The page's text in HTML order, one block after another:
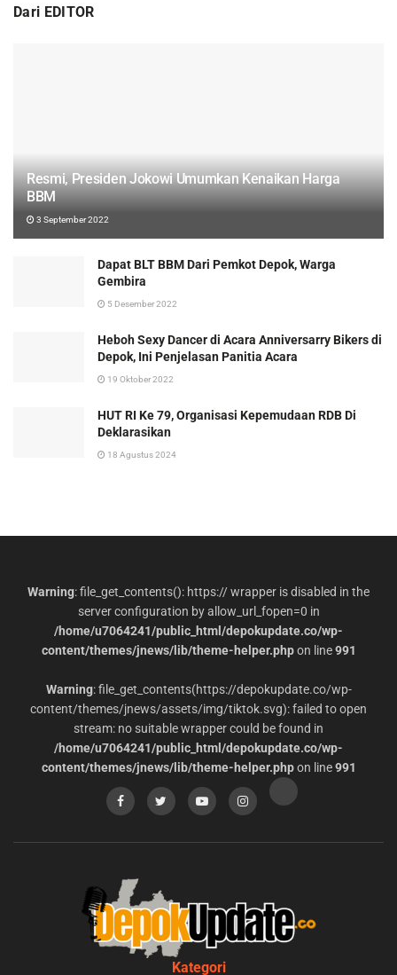
Dari EDITOR
Resmi, Presiden Jokowi Umumkan Kenaikan Harga
BBM
3 September 2022
Dapat BLT BBM Dari Pemkot Depok, Warga
Gembira
5 Desember 2022
Heboh Sexy Dancer di Acara Anniversarry Bikers di
Depok, Ini Penjelasan Panitia Acara
19 Oktober 2022
HUT RI Ke 79, Organisasi Kepemudaan RDB Di
Deklarasikan
18 Agustus 2024
Warning: file_get_contents(): https:// wrapper is disabled in the
server configuration by allow_url_fopen=0 in
/home/u7064241/public_html/depokupdate.co/wp-
content/themes/jnews/lib/theme-helper.phpon line991
Warning: file_get_contents(https://depokupdate.co/wp-
content/themes/jnews/assets/img/tiktok.svg): failed to open
stream: no suitable wrapper could be found in
/home/u7064241/public_html/depokupdate.co/wp-
content/themes/jnews/lib/theme-helper.phpon line991
Kategori